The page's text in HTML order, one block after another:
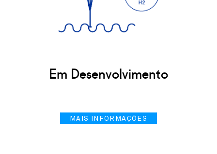
Em Desenvolvimento
MAIS INFORMAÇÕES